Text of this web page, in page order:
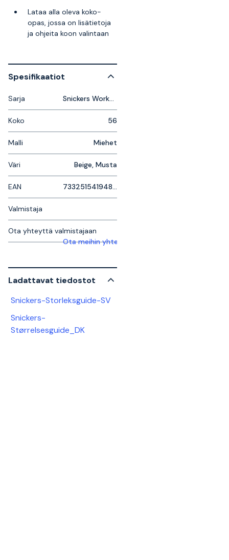
Lataa alla oleva koko-
opas, jossa on lisätietoja
ja ohjeita koon valintaan
Spesifikaatiot
Sarja Snickers Workwear LiteWork
Koko 56
Malli Miehet
Väri Beige, Musta
EAN 7332515419484
Valmistaja
Ota yhteyttä valmistajaan
Ota meihin yhteyttä saadaksesi lisätietoja
Ladattavat tiedostot
Snickers-Storleksguide-SV
Snickers-
Størrelsesguide_DK